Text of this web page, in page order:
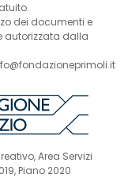
dei documenti e
autorizzata dalla
Area Servizi
Piano 2020